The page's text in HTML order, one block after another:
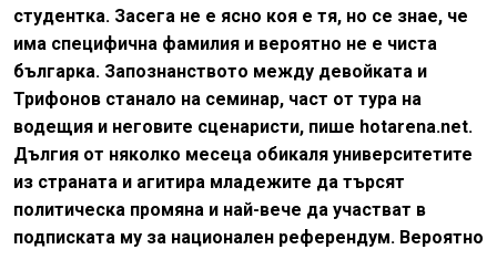
студентка. Засега не е ясно коя е тя, но се знае, че
има специфична фамилия и вероятно не е чиста
българка. Запознанството между девойката и
Трифонов станало на семинар, част от тура на
водещия и неговите сценаристи, пише hotarena.net.
Дългия от няколко месеца обикаля университетите
из страната и агитира младежите да търсят
политическа промяна и най-вече да участват в
подписката му за национален референдум. Вероятно